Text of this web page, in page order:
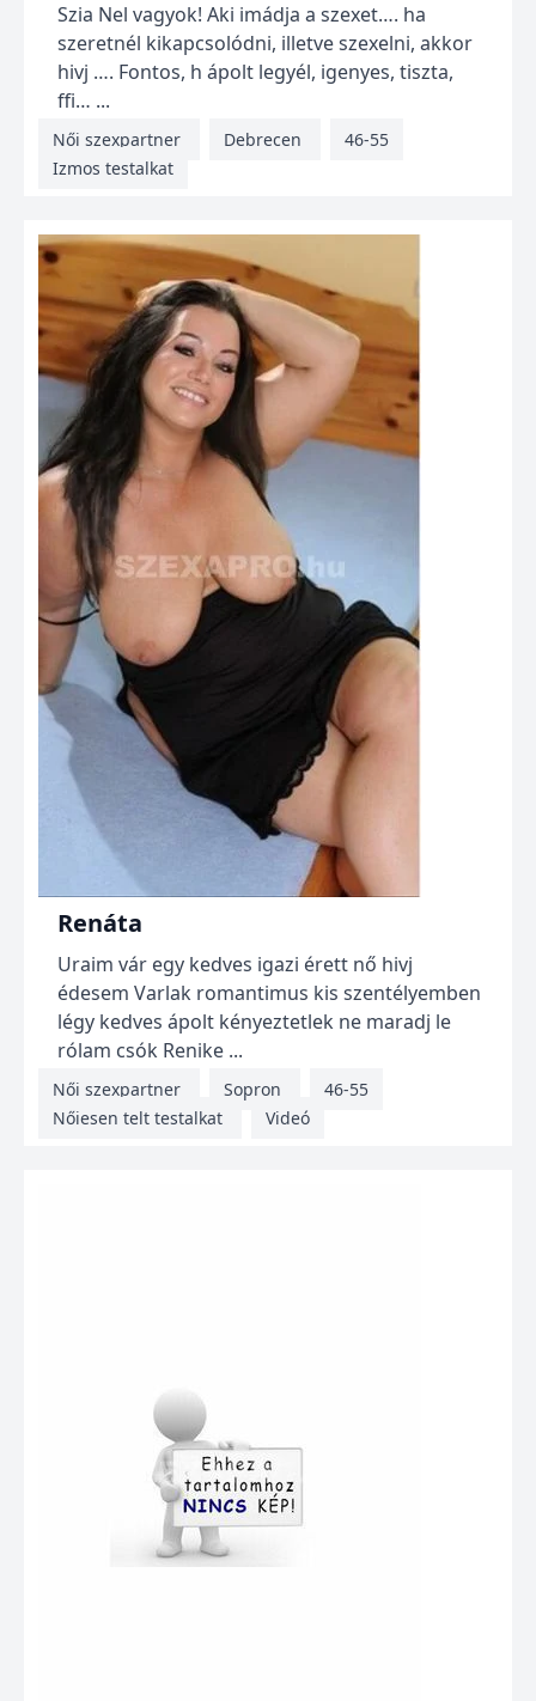
Szia Nel vagyok! Aki imádja a szexet…. ha
szeretnél kikapcsolódni, illetve szexelni, akkor
hivj …. Fontos, h ápolt legyél, igenyes, tiszta,
ffi… ...
Női szexpartner Debrecen
46-55
Izmos testalkat
Renáta
Uraim vár egy kedves igazi érett nő hivj
édesem Varlak romantimus kis szentélyemben
légy kedves ápolt kényeztetlek ne maradj le
rólam csók Renike ...
Női szexpartner Sopron
46-55
Nőiesen telt testalkat
Videó